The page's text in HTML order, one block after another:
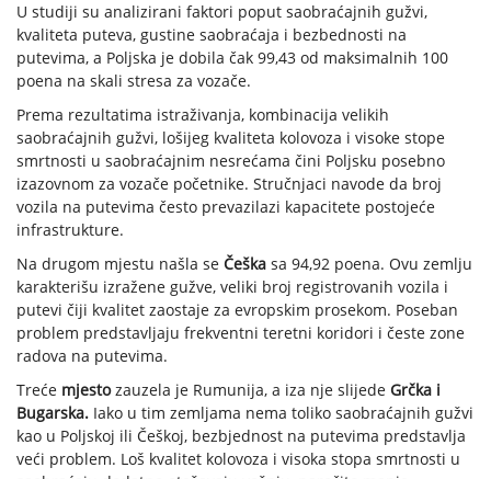
U studiji su analizirani faktori poput saobraćajnih gužvi,
kvaliteta puteva, gustine saobraćaja i bezbednosti na
putevima, a Poljska je dobila čak 99,43 od maksimalnih 100
poena na skali stresa za vozače.
Prema rezultatima istraživanja, kombinacija velikih
saobraćajnih gužvi, lošijeg kvaliteta kolovoza i visoke stope
smrtnosti u saobraćajnim nesrećama čini Poljsku posebno
izazovnom za vozače početnike. Stručnjaci navode da broj
vozila na putevima često prevazilazi kapacitete postojeće
infrastrukture.
Na drugom mjestu našla se Češka sa 94,92 poena. Ovu zemlju
karakterišu izražene gužve, veliki broj registrovanih vozila i
putevi čiji kvalitet zaostaje za evropskim prosekom. Poseban
problem predstavljaju frekventni teretni koridori i česte zone
radova na putevima.
Treće mjestozauzela je Rumunija, a iza nje slijede Grčka i
Bugarska. Iako u tim zemljama nema toliko saobraćajnih gužvi
kao u Poljskoj ili Češkoj, bezbjednost na putevima predstavlja
veći problem. Loš kvalitet kolovoza i visoka stopa smrtnosti u